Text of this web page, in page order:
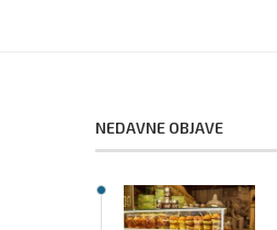
NEDAVNE OBJAVE